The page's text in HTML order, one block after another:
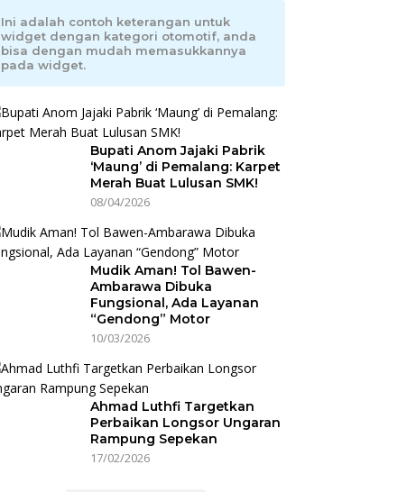
Ini adalah contoh keterangan untuk
widget dengan kategori otomotif, anda
bisa dengan mudah memasukkannya
pada widget.
Bupati Anom Jajaki Pabrik
‘Maung’ di Pemalang: Karpet
Merah Buat Lulusan SMK!
08/04/2026
Mudik Aman! Tol Bawen-
Ambarawa Dibuka
Fungsional, Ada Layanan
“Gendong” Motor
10/03/2026
Ahmad Luthfi Targetkan
Perbaikan Longsor Ungaran
Rampung Sepekan
17/02/2026